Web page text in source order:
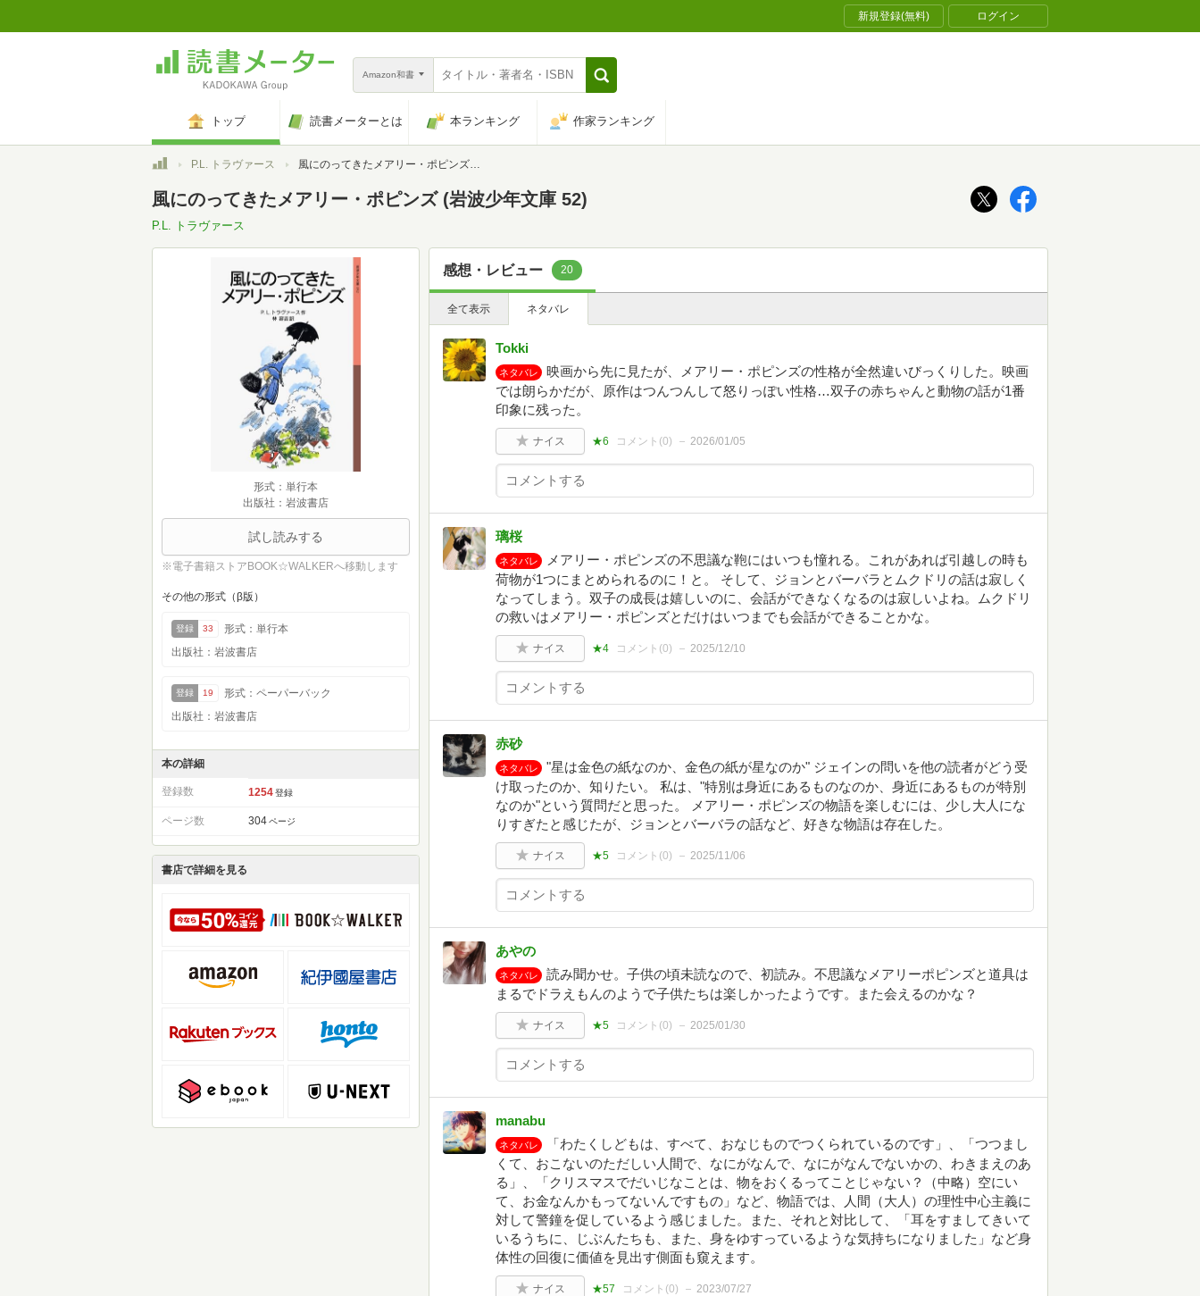
新規登録(無料) ログイン
Amazon和書
トップ 読書メーターとは 本ランキング 作家ランキング
トップP.L. トラヴァース 風にのってきたメアリー・ポピンズ (岩波少年文庫 52)
風にのってきたメアリー・ポピンズ (岩波少年文庫 52)
P.L. トラヴァース
形式：単行本
出版社：岩波書店
試し読みする
※電子書籍ストアBOOK☆WALKERへ移動します
その他の形式（β版）
登録 33
形式：単行本
出版社：岩波書店
登録 19
形式：ペーパーバック
出版社：岩波書店
本の詳細
登録数 1254 登録
ページ数 304 ページ
書店で詳細を見る
感想・レビュー 20
全て表示 ネタバレ
Tokki
ネタバレ
映画から先に見たが、メアリー・ポピンズの性格が全然違いびっくりした。映画
では朗らかだが、原作はつんつんして怒りっぽい性格…双子の赤ちゃんと動物の話が1番
印象に残った。
ナイス ★6 コメント(0) 2026/01/05
璃桜
ネタバレ
メアリー・ポピンズの不思議な鞄にはいつも憧れる。これがあれば引越しの時も
荷物が1つにまとめられるのに！と。 そして、ジョンとバーバラとムクドリの話は寂しく
なってしまう。双子の成長は嬉しいのに、会話ができなくなるのは寂しいよね。ムクドリ
の救いはメアリー・ポピンズとだけはいつまでも会話ができることかな。
ナイス ★4 コメント(0) 2025/12/10
赤砂
ネタバレ
"星は金色の紙なのか、金色の紙が星なのか" ジェインの問いを他の読者がどう受
け取ったのか、知りたい。 私は、"特別は身近にあるものなのか、身近にあるものが特別
なのか"という質問だと思った。 メアリー・ポピンズの物語を楽しむには、少し大人にな
りすぎたと感じたが、ジョンとバーバラの話など、好きな物語は存在した。
ナイス ★5 コメント(0) 2025/11/06
あやの
ネタバレ
読み聞かせ。子供の頃未読なので、初読み。不思議なメアリーポピンズと道具は
まるでドラえもんのようで子供たちは楽しかったようです。また会えるのかな？
ナイス ★5 コメント(0) 2025/01/30
manabu
ネタバレ
「わたくしどもは、すべて、おなじものでつくられているのです」、「つつまし
くて、おこないのただしい人間で、なにがなんで、なにがなんでないかの、わきまえのあ
る」、「クリスマスでだいじなことは、物をおくるってことじゃない？（中略）空にい
て、お金なんかもってないんですもの」など、物語では、人間（大人）の理性中心主義に
対して警鐘を促しているよう感じました。また、それと対比して、「耳をすましてきいて
いるうちに、じぶんたちも、また、身をゆすっているような気持ちになりました」など身
体性の回復に価値を見出す側面も窺えます。
ナイス ★57 コメント(0) 2023/07/27